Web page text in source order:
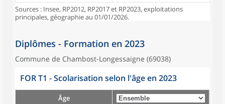
Sources : Insee, RP2012, RP2017 et RP2023, exploitations
principales, géographie au 01/01/2026.
Diplômes - Formation en 2023
Commune de Chambost-Longessaigne (69038)
FOR T1 - Scolarisation selon l'âge en 2023
Âge